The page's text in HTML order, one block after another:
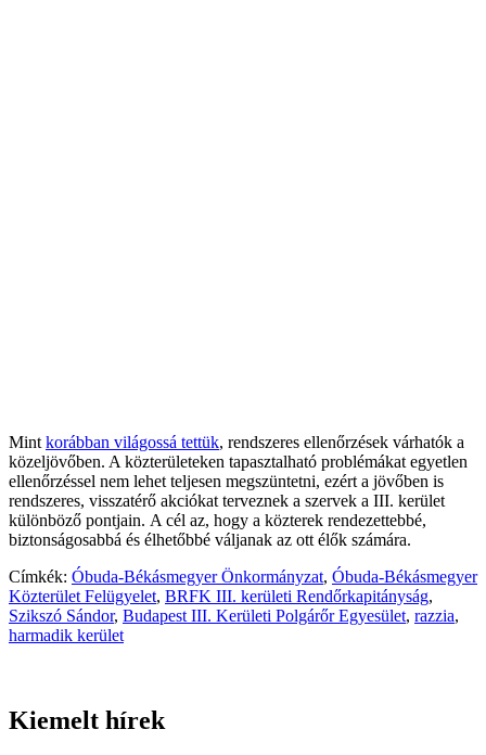
Mint korábban világossá tettük, rendszeres ellenőrzések várhatók a
közeljövőben. A közterületeken tapasztalható problémákat egyetlen
ellenőrzéssel nem lehet teljesen megszüntetni, ezért a jövőben is
rendszeres, visszatérő akciókat terveznek a szervek a III. kerület
különböző pontjain. A cél az, hogy a közterek rendezettebbé,
biztonságosabbá és élhetőbbé váljanak az ott élők számára.
Címkék: Óbuda-Békásmegyer Önkormányzat, Óbuda-Békásmegyer
Közterület Felügyelet, BRFK III. kerületi Rendőrkapitányság,
Szikszó Sándor, Budapest III. Kerületi Polgárőr Egyesület, razzia,
harmadik kerület
Kiemelt hírek